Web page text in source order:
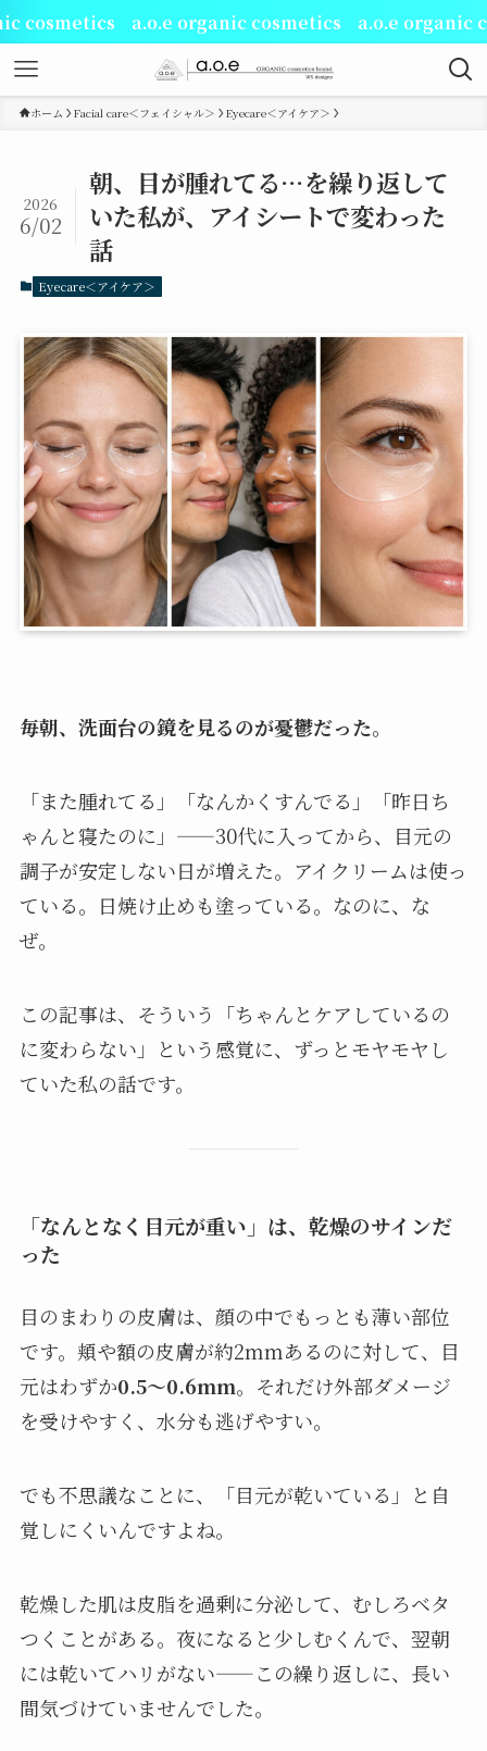
a.o.e organic cosmetics a.o.e organic
ホーム Facial care＜フェイシャル＞ Eyecare＜アイケア＞
朝、目が腫れてる…を繰り返して
いた私が、アイシートで変わった
話
2026
6/02
Eyecare＜アイケア＞
毎朝、洗面台の鏡を見るのが憂鬱だった。
「また腫れてる」「なんかくすんでる」「昨日ち
ゃんと寝たのに」——30代に入ってから、目元の
調子が安定しない日が増えた。アイクリームは使っ
ている。日焼け止めも塗っている。なのに、な
ぜ。
この記事は、そういう「ちゃんとケアしているの
に変わらない」という感覚に、ずっとモヤモヤし
ていた私の話です。
「なんとなく目元が重い」は、乾燥のサインだ
った
目のまわりの皮膚は、顔の中でもっとも薄い部位
です。頬や額の皮膚が約2mmあるのに対して、目
元はわずか0.5〜0.6mm。それだけ外部ダメージ
を受けやすく、水分も逃げやすい。
でも不思議なことに、「目元が乾いている」と自
覚しにくいんですよね。
乾燥した肌は皮脂を過剰に分泌して、むしろベタ
つくことがある。夜になると少しむくんで、翌朝
には乾いてハリがない——この繰り返しに、長い
間気づけていませんでした。